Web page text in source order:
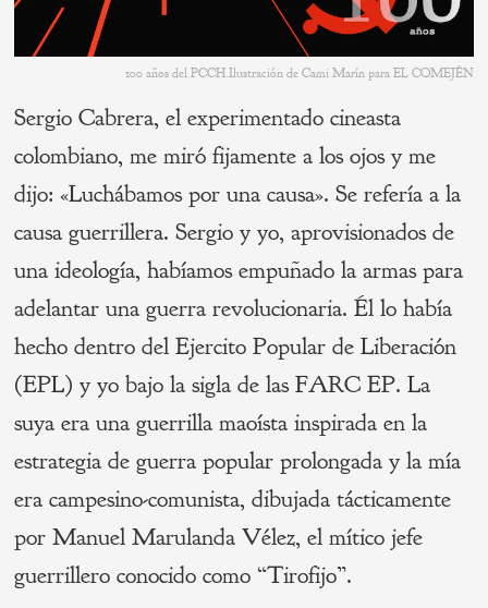
100 años del PCCH.Ilustración de Cami Marín para EL COMEJÉN
Sergio Cabrera, el experimentado cineasta
colombiano, me miró fijamente a los ojos y me
dijo: «Luchábamos por una causa». Se refería a la
causa guerrillera. Sergio y yo, aprovisionados de
una ideología, habíamos empuñado la armas para
adelantar una guerra revolucionaria. Él lo había
hecho dentro del Ejercito Popular de Liberación
(EPL) y yo bajo la sigla de las FARC EP. La
suya era una guerrilla maoísta inspirada en la
estrategia de guerra popular prolongada y la mía
era campesino-comunista, dibujada tácticamente
por Manuel Marulanda Vélez, el mítico jefe
guerrillero conocido como “Tirofijo”.